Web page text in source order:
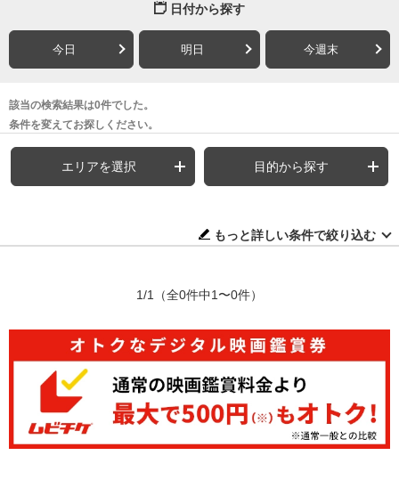
日付から探す
今日 明日 今週末
該当の検索結果は0件でした。
条件を変えてお探しください。
エリアを選択 目的から探す
もっと詳しい条件で絞り込む
1/1 （全0件中1〜0件）